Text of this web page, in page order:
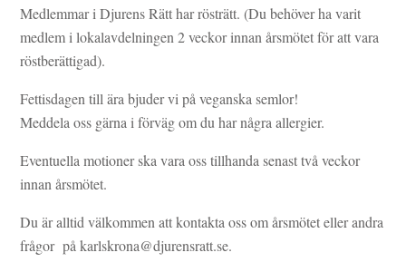
Medlemmar i Djurens Rätt har rösträtt. (Du behöver ha varit
medlem i lokalavdelningen 2 veckor innan årsmötet för att vara
röstberättigad).
Fettisdagen till ära bjuder vi på veganska semlor!
Meddela oss gärna i förväg om du har några allergier.
Eventuella motioner ska vara oss tillhanda senast två veckor
innan årsmötet.
Du är alltid välkommen att kontakta oss om årsmötet eller andra
frågor på karlskrona@djurensratt.se.